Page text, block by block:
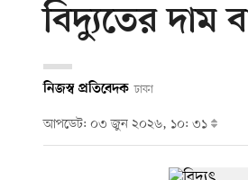
বিদ্যুতের
নিজস্ব প্রতিবেদক ঢাকা
আপডেট: ০৩ জুন ২০২৬, ১০: ৩১